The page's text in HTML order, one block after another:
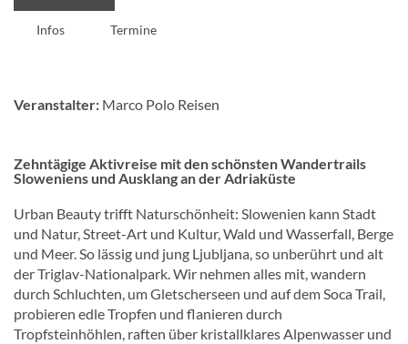
Infos Termine
Veranstalter: Marco Polo Reisen
Zehntägige Aktivreise mit den schönsten Wandertrails
Sloweniens und Ausklang an der Adriaküste
Urban Beauty trifft Naturschönheit: Slowenien kann Stadt
und Natur, Street-Art und Kultur, Wald und Wasserfall, Berge
und Meer. So lässig und jung Ljubljana, so unberührt und alt
der Triglav-Nationalpark. Wir nehmen alles mit, wandern
durch Schluchten, um Gletscherseen und auf dem Soca Trail,
probieren edle Tropfen und flanieren durch
Tropfsteinhöhlen, raften über kristallklares Alpenwasser und